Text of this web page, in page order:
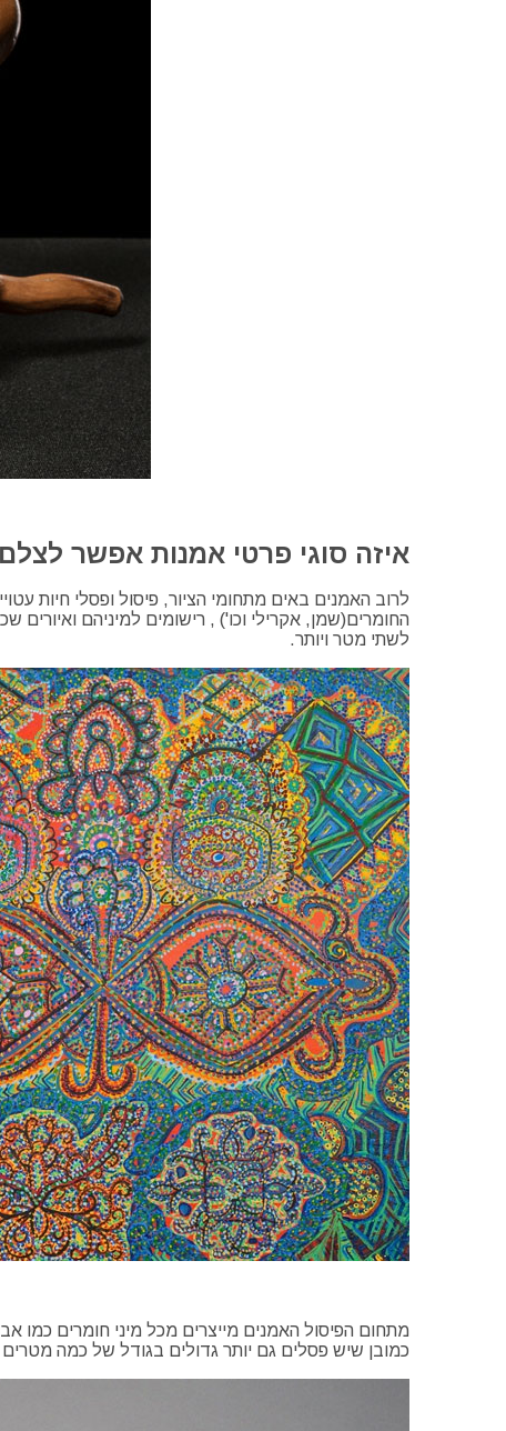
איזה סוגי פרטי אמנות אפשר לצלם
לרוב האמנים באים מתחומי הציור, פיסול ופסלי חיות
לשתי מטר ויותר.
כמובן שיש פסלים גם יותר גדולים בגודל של כמה מטרים